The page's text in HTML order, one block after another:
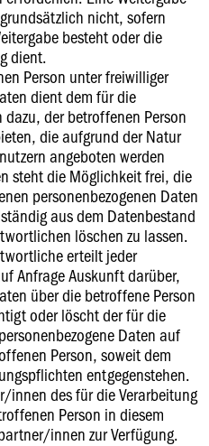
nicht, sofern
besteht oder die
dient.
Person unter freiwilliger
dient dem für die
der betroffenen Person
die aufgrund der Natur
angeboten werden
steht die Möglichkeit frei, die
personenbezogenen Daten
aus dem Datenbestand
löschen zu lassen.
erteilt jeder
Anfrage Auskunft darüber,
über die betroffene Person
oder löscht der für die
Daten auf
Person, soweit dem
entgegenstehen.
innen des für die Verarbeitung
Person in diesem
innen zur Verfügung.